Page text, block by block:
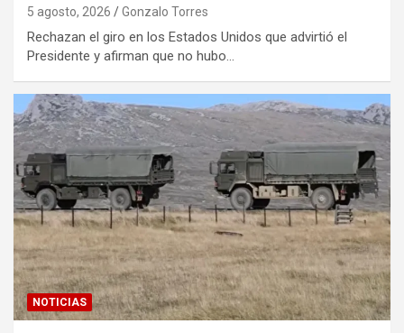
5 agosto, 2026 Gonzalo Torres
Rechazan el giro en los Estados Unidos que advirtió el
Presidente y afirman que no hubo…
NOTICIAS